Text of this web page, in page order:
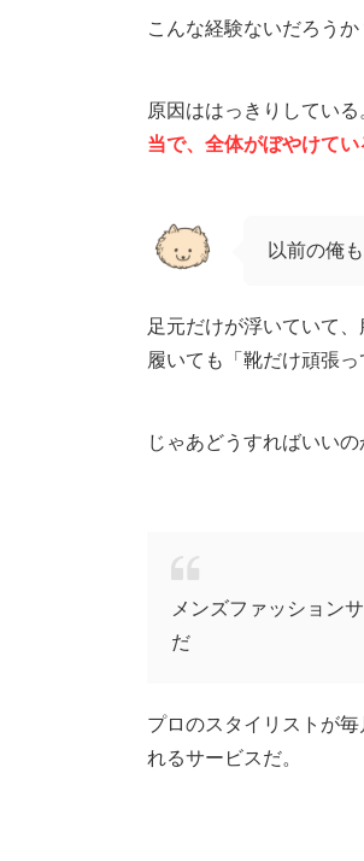
こんな経験ないだろうか
原因ははっきりしてい
当で、全体がぼやけてい
以前の俺
足元だけが浮いていて
履いても「靴だけ頑張
じゃあどうすればいい
メンズファッション
だ
プロのスタイリストが
れるサービスだ。